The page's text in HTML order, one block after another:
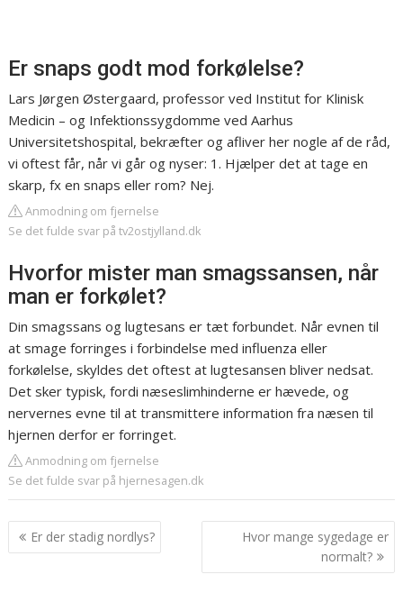
Er snaps godt mod forkølelse?
Lars Jørgen Østergaard, professor ved Institut for Klinisk
Medicin – og Infektionssygdomme ved Aarhus
Universitetshospital, bekræfter og afliver her nogle af de råd,
vi oftest får, når vi går og nyser: 1. Hjælper det at tage en
skarp, fx en snaps eller rom? Nej.
Anmodning om fjernelse
Se det fulde svar på tv2ostjylland.dk
Hvorfor mister man smagssansen, når
man er forkølet?
Din smagssans og lugtesans er tæt forbundet. Når evnen til
at smage forringes i forbindelse med influenza eller
forkølelse, skyldes det oftest at lugtesansen bliver nedsat.
Det sker typisk, fordi næseslimhinderne er hævede, og
nervernes evne til at transmittere information fra næsen til
hjernen derfor er forringet.
Anmodning om fjernelse
Se det fulde svar på hjernesagen.dk
Indlægsnavigation
Er der stadig nordlys?
Hvor mange sygedage er
normalt?